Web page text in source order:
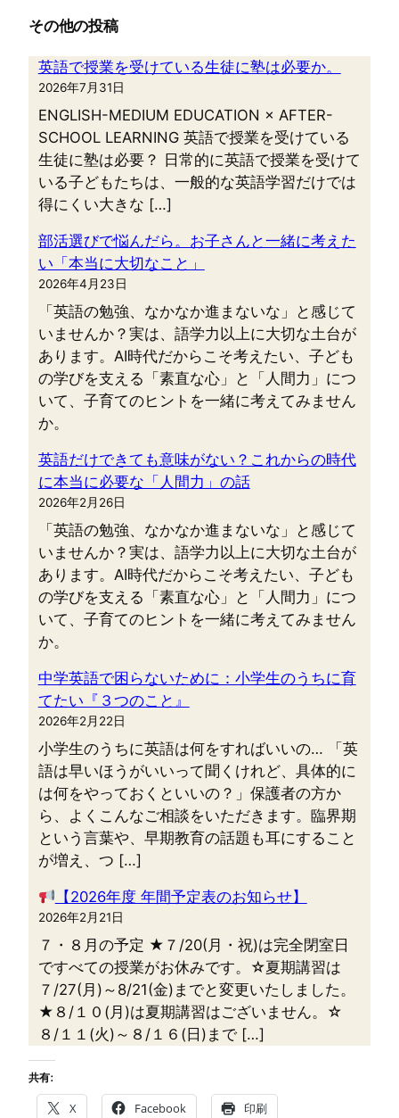
その他の投稿
英語で授業を受けている生徒に塾は必要か。
2026年7月31日
ENGLISH-MEDIUM EDUCATION × AFTER-
SCHOOL LEARNING 英語で授業を受けている
生徒に塾は必要？ 日常的に英語で授業を受けて
いる子どもたちは、一般的な英語学習だけでは
得にくい大きな […]
部活選びで悩んだら。お子さんと一緒に考えた
い「本当に大切なこと」
2026年4月23日
「英語の勉強、なかなか進まないな」と感じて
いませんか？実は、語学力以上に大切な土台が
あります。AI時代だからこそ考えたい、子ども
の学びを支える「素直な心」と「人間力」につ
いて、子育てのヒントを一緒に考えてみません
か。
英語だけできても意味がない？これからの時代
に本当に必要な「人間力」の話
2026年2月26日
「英語の勉強、なかなか進まないな」と感じて
いませんか？実は、語学力以上に大切な土台が
あります。AI時代だからこそ考えたい、子ども
の学びを支える「素直な心」と「人間力」につ
いて、子育てのヒントを一緒に考えてみません
か。
中学英語で困らないために：小学生のうちに育
てたい『３つのこと』
2026年2月22日
小学生のうちに英語は何をすればいいの… 「英
語は早いほうがいいって聞くけれど、具体的に
は何をやっておくといいの？」保護者の方か
ら、よくこんなご相談をいただきます。臨界期
という言葉や、早期教育の話題も耳にすること
が増え、つ […]
【2026年度 年間予定表のお知らせ】
2026年2月21日
７・８月の予定 ★７/20(月・祝)は完全閉室日
ですべての授業がお休みです。☆夏期講習は
７/27(月)～8/21(金)までと変更いたしました。
★８/１０(月)は夏期講習はございません。☆
８/１１(火)～８/１６(日)まで […]
共有:
X Facebook 印刷